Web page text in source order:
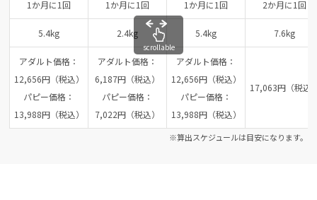
1か月に1回 1か月に1回 1か月に1回 2か月に1回
5.4kg 2.4kg 5.4kg 7.6kg
アダルト価格：
12,656円（税込）
パピー価格：
13,988円（税込）
アダルト価格：
6,187円（税込）
パピー価格：
7,022円（税込）
アダルト価格：
12,656円（税込）
パピー価格：
13,988円（税込）
17,063円（税込
scrollable
※算出スケジュールは目安になります。